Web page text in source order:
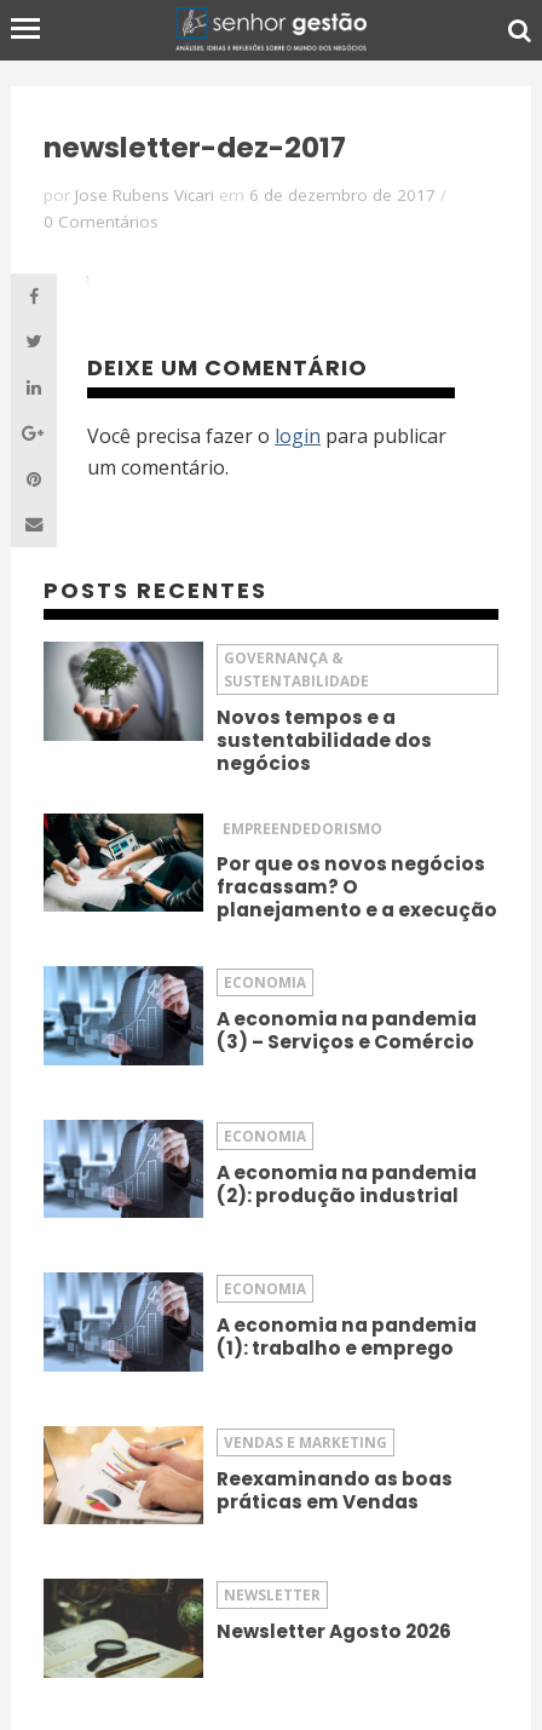
newsletter-dez-2017
por Jose Rubens Vicari em 6 de dezembro de 2017 /
0 Comentários
DEIXE UM COMENTÁRIO
Você precisa fazer o login para publicar
um comentário.
POSTS RECENTES
GOVERNANÇA &
SUSTENTABILIDADE
Novos tempos e a
sustentabilidade dos
negócios
EMPREENDEDORISMO
Por que os novos negócios
fracassam? O
planejamento e a execução
ECONOMIA
A economia na pandemia
(3) – Serviços e Comércio
ECONOMIA
A economia na pandemia
(2): produção industrial
ECONOMIA
A economia na pandemia
(1): trabalho e emprego
VENDAS E MARKETING
Reexaminando as boas
práticas em Vendas
NEWSLETTER
Newsletter Agosto 2026